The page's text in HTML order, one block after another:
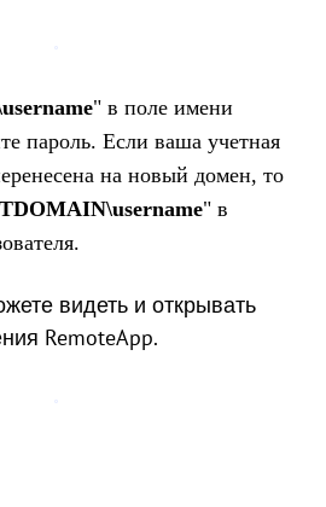
" в поле имени
пароль. Если ваша учетная
на новый домен, то
" в
видеть и открывать
RemoteApp.